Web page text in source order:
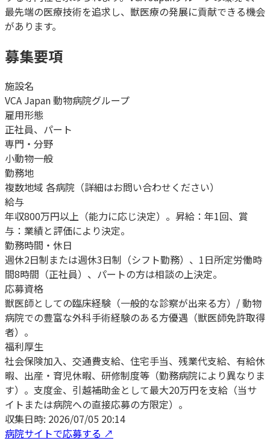
最先端の医療技術を追求し、獣医療の発展に貢献できる機会
があります。
募集要項
施設名
VCA Japan 動物病院グループ
雇用形態
正社員、パート
専門・分野
小動物一般
勤務地
複数地域 各病院（詳細はお問い合わせください）
給与
年収800万円以上（能力に応じ決定）。昇給：年1回、賞
与：業績と評価により決定。
勤務時間・休日
週休2日制または週休3日制（シフト勤務）、1日所定労働時
間8時間（正社員）、パートの方は相談の上決定。
応募資格
獣医師としての臨床経験（一般的な診察が出来る方）/ 動物
病院での豊富な外科手術経験のある方優遇（獣医師免許取得
者）。
福利厚生
社会保険加入、交通費支給、住宅手当、残業代支給、有給休
暇、出産・育児休暇、研修制度等（勤務病院により異なりま
す）。支度金、引越補助金として最大20万円を支給（当サ
イトまたは病院への直接応募の方限定）。
収集日時: 2026/07/05 20:14
病院サイトで応募する ↗